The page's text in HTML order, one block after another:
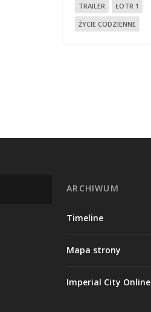
TRAILER
ŁOTR 1
ŻYCIE CODZIENNE
ARCHIWUM
Timeline
Mapa strony
Imperial City Online